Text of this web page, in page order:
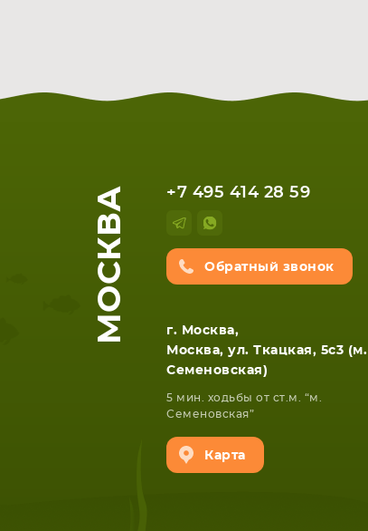
МОСКВА +7 495 414 28 59
Обратный звонок
г. Москва,
Москва, ул. Ткацкая, 5с3 (м.
Семеновская)
5 мин. ходьбы от ст.м. “м.
Семеновская”
Карта